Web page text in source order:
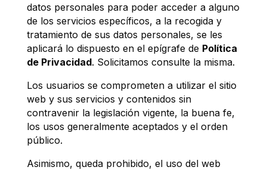
datos personales para poder acceder a alguno
de los servicios específicos, a la recogida y
tratamiento de sus datos personales, se les
aplicará lo dispuesto en el epígrafe de Política
de Privacidad. Solicitamos consulte la misma.
Los usuarios se comprometen a utilizar el sitio
web y sus servicios y contenidos sin
contravenir la legislación vigente, la buena fe,
los usos generalmente aceptados y el orden
público.
Asimismo, queda prohibido, el uso del web